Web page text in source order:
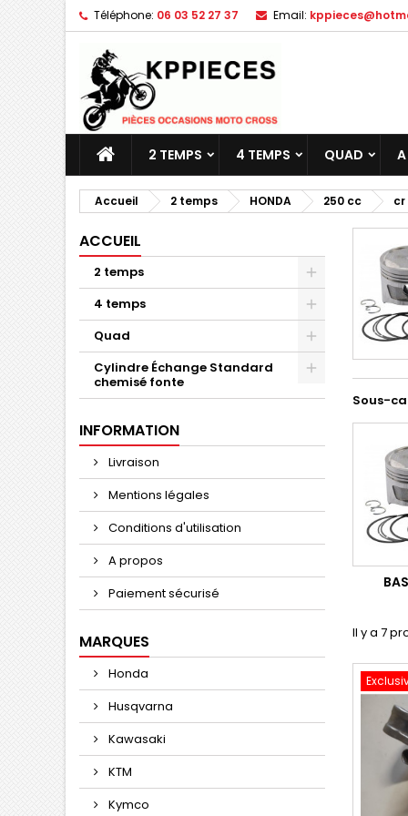
Téléphone: 06 03 52 27 37 Email:
2 TEMPS 4 TEMPS QUAD
Accueil 2 temps HONDA 250 cc cr
ACCUEIL
2 temps
4 temps
Quad
Cylindre Échange Standard
chemisé fonte
INFORMATION
Livraison
Mentions légales
Conditions d'utilisation
A propos
Paiement sécurisé
MARQUES
Honda
Husqvarna
Kawasaki
KTM
Kymco
Sous-
Il y a 7